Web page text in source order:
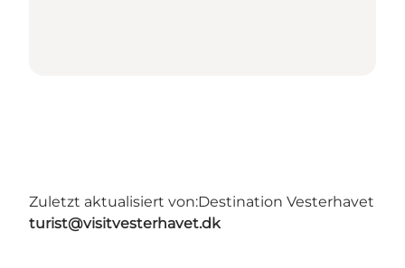
Zuletzt aktualisiert von:Destination Vesterhavet
turist@visitvesterhavet.dk